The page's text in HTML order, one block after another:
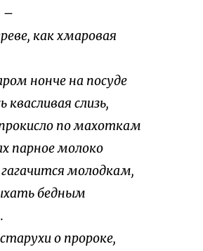
–
как хмаровая
нонче на посуде
квасливая слизь,
по махоткам
парное молоко
молодкам,
бедным
о пророке,